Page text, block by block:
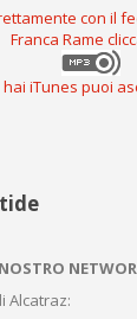
con il
Franca Rame
hai iTunes puoi
Alcatraz: